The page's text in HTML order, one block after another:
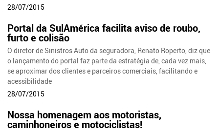
28/07/2015
Portal da SulAmérica facilita aviso de roubo,
furto e colisão
O diretor de Sinistros Auto da seguradora, Renato Roperto, diz que
o lançamento do portal faz parte da estratégia de, cada vez mais,
se aproximar dos clientes e parceiros comerciais, facilitando e
acessibilidade
28/07/2015
Nossa homenagem aos motoristas,
caminhoneiros e motociclistas!